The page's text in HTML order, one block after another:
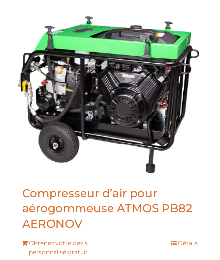
Compresseur d’air pour
aérogommeuse ATMOS PB82
AERONOV
Obtenez votre devis
personnalisé gratuit
Détails